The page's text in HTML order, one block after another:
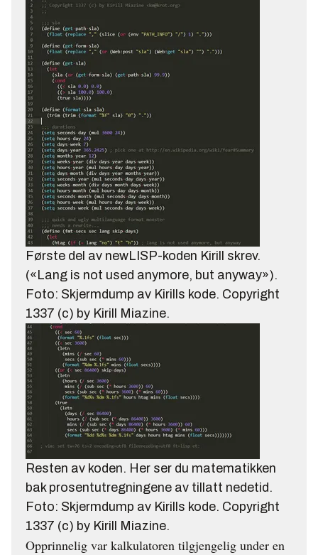
Første del av newLISP-koden Kirill skrev.
(«Lang is not used anymore, but anyway»).
Foto: Skjermdump av Kirills kode. Copyright
1337 (c) by Kirill Miazine.
Resten av koden. Her ser du matematikken
bak prosentutregningene av tillatt nedetid.
Foto: Skjermdump av Kirills kode. Copyright
1337 (c) by Kirill Miazine.
Opprinnelig var kalkulatoren tilgjengelig under en